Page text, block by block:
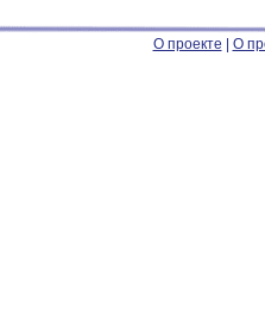
О проекте О